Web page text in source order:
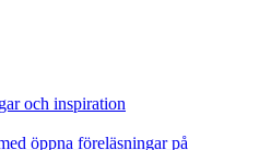
och inspiration
öppna föreläsningar på